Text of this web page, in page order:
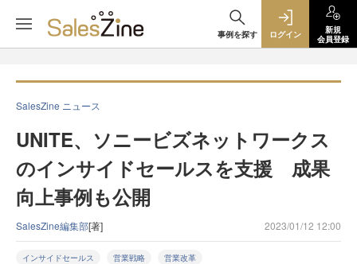
事例を探す ログイン
新規
会員登録
SalesZine ニュース
UNITE、ソニービズネットワークス
のインサイドセールスを支援 成果
向上事例も公開
SalesZine編集部[著] 2023/01/12 12:00
インサイドセールス 営業戦略 営業改革